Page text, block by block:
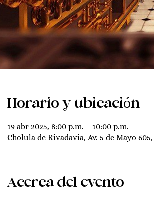
Horario y ubicación
19 abr 2025, 8:00 p.m. – 10:00 p.m.
Cholula de Rivadavia, Av. 5 de Mayo
Acerca del evento